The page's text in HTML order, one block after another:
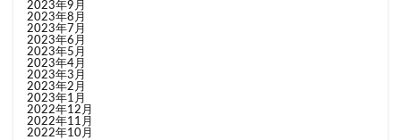
2023年9月
2023年8月
2023年7月
2023年6月
2023年5月
2023年4月
2023年3月
2023年2月
2023年1月
2022年12月
2022年11月
2022年10月